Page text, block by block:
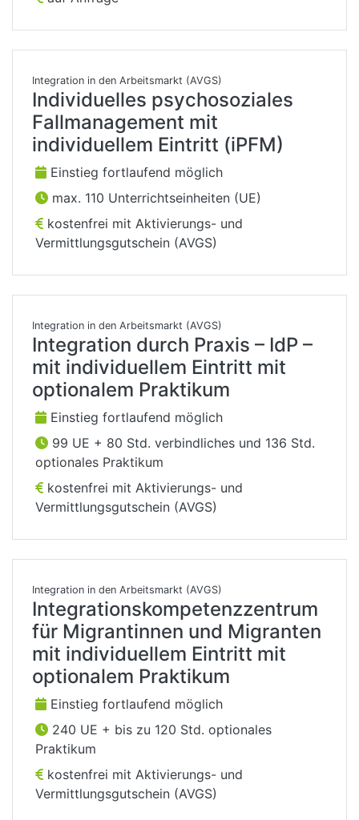
Integration in den Arbeitsmarkt (AVGS)
Individuelles psychosoziales
Fallmanagement mit
individuellem Eintritt (iPFM)
Einstieg fortlaufend möglich
max. 110 Unterrichtseinheiten (UE)
kostenfrei mit Aktivierungs- und
Vermittlungsgutschein (AVGS)
Integration in den Arbeitsmarkt (AVGS)
Integration durch Praxis – IdP –
mit individuellem Eintritt mit
optionalem Praktikum
Einstieg fortlaufend möglich
99 UE + 80 Std. verbindliches und 136 Std.
optionales Praktikum
kostenfrei mit Aktivierungs- und
Vermittlungsgutschein (AVGS)
Integration in den Arbeitsmarkt (AVGS)
Integrationskompetenzzentrum
für Migrantinnen und Migranten
mit individuellem Eintritt mit
optionalem Praktikum
Einstieg fortlaufend möglich
240 UE + bis zu 120 Std. optionales
Praktikum
kostenfrei mit Aktivierungs- und
Vermittlungsgutschein (AVGS)